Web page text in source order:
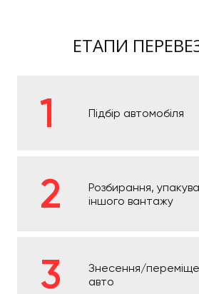
ЕТАПИ
Підбір автомобіля
Розбирання,
іншого вантажу
Знесення/
авто